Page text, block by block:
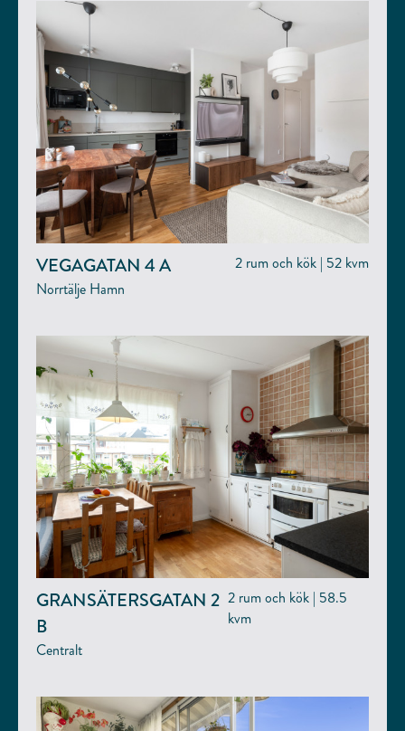
VEGAGATAN 4 A
Norrtälje Hamn
2 rum och kök | 52 kvm
GRANSÄTERSGATAN 2
B
Centralt
2 rum och kök | 58.5
kvm